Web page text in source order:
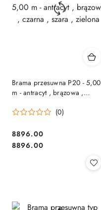
Brama przesuwna P20 - 5,00
m - antracyt , brązowa ,
(0)
Cena:
8896.00
Cena:
8896.00